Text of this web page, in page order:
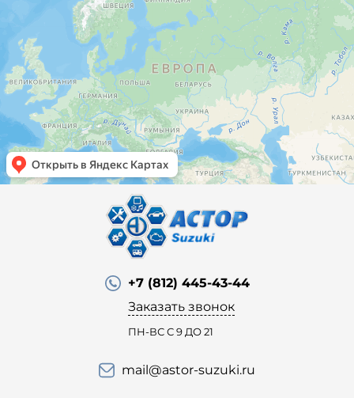
+7 (812) 445-43-44
Заказать звонок
ПН-ВС С 9 ДО 21
mail@astor-suzuki.ru